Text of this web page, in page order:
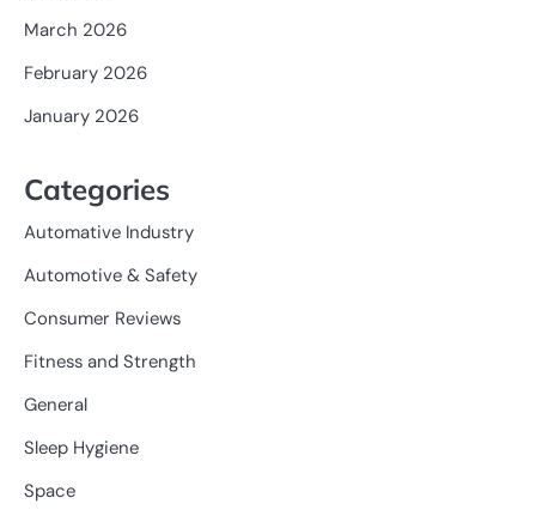
March 2026
February 2026
January 2026
Categories
Automative Industry
Automotive & Safety
Consumer Reviews
Fitness and Strength
General
Sleep Hygiene
Space